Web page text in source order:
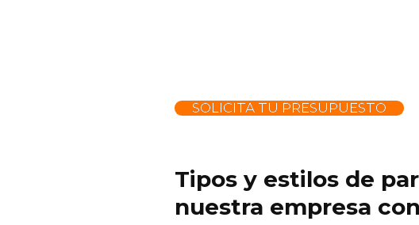
SOLICITA TU PRESUPUESTO
Tipos y estilos de
nuestra empresa